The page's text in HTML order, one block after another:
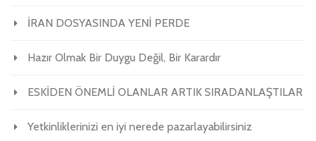
İRAN DOSYASINDA YENİ PERDE
Hazır Olmak Bir Duygu Değil, Bir Karardır
ESKİDEN ÖNEMLİ OLANLAR ARTIK SIRADANLAŞTILAR
Yetkinliklerinizi en iyi nerede pazarlayabilirsiniz